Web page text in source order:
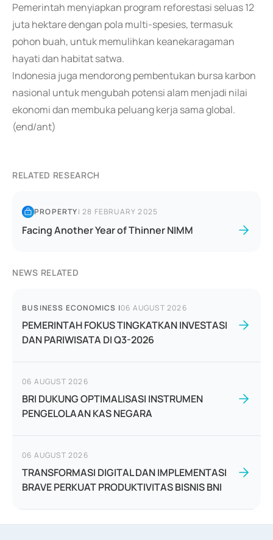
Pemerintah menyiapkan program reforestasi seluas 12
juta hektare dengan pola multi-spesies, termasuk
pohon buah, untuk memulihkan keanekaragaman
hayati dan habitat satwa.
Indonesia juga mendorong pembentukan bursa karbon
nasional untuk mengubah potensi alam menjadi nilai
ekonomi dan membuka peluang kerja sama global.
(end/ant)
RELATED RESEARCH
PROPERTY|28 FEBRUARY 2025
Facing Another Year of Thinner NIMM
NEWS RELATED
BUSINESS ECONOMICS |06 AUGUST 2026
PEMERINTAH FOKUS TINGKATKAN INVESTASI
DAN PARIWISATA DI Q3-2026
06 AUGUST 2026
BRI DUKUNG OPTIMALISASI INSTRUMEN
PENGELOLAAN KAS NEGARA
06 AUGUST 2026
TRANSFORMASI DIGITAL DAN IMPLEMENTASI
BRAVE PERKUAT PRODUKTIVITAS BISNIS BNI